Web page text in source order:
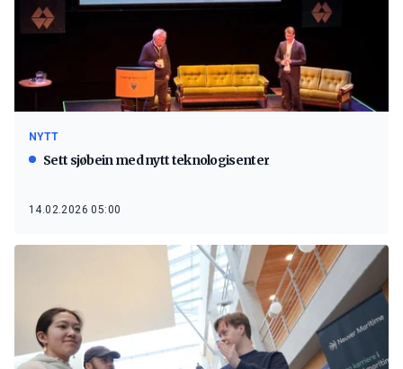
NYTT
Sett sjøbein med nytt teknologisenter
14.02.2026 05:00